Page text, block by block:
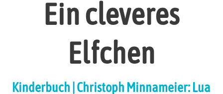
Ein cleveres
Elfchen
Kinderbuch | Christoph Minnameier: Lua